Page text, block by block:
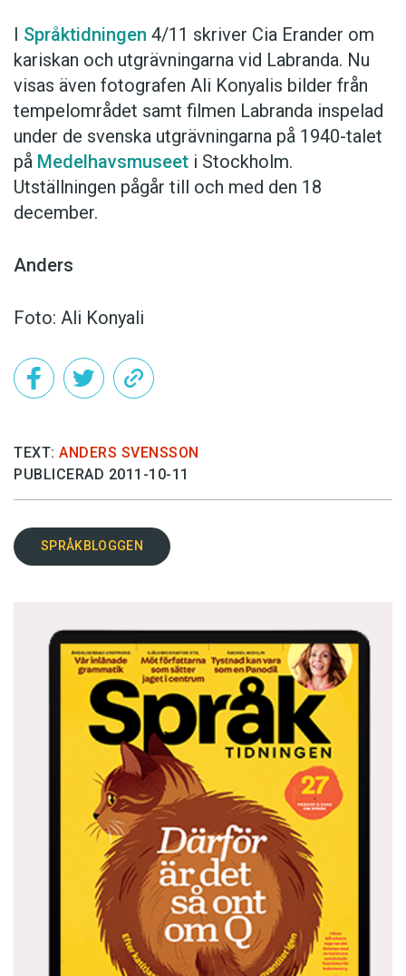
I Språktidningen 4/11 skriver Cia Erander om
kariskan och utgrävningarna vid Labranda. Nu
visas även fotografen Ali Konyalis bilder från
tempelområdet samt filmen Labranda inspelad
under de svenska utgrävningarna på 1940-talet
på Medelhavsmuseet i Stockholm.
Utställningen pågår till och med den 18
december.
Anders
Foto: Ali Konyali
TEXT: ANDERS SVENSSON
PUBLICERAD 2011-10-11
SPRÅKBLOGGEN